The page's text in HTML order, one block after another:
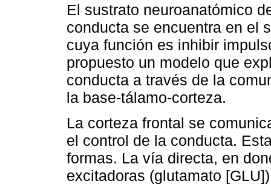
El sustrato neuroanatómico
conducta se encuentra en el
cuya función es inhibir
propuesto un modelo que
conducta a través de la
la base-tálamo-corteza.
La corteza frontal se
el control de la conducta.
formas. La vía directa, en
excitadoras (glutamato